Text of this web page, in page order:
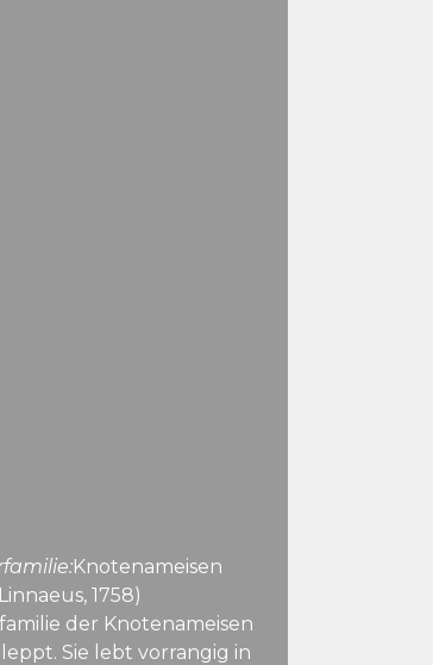
Knotenameisen
1758)
der Knotenameisen
Sie lebt vorrangig in